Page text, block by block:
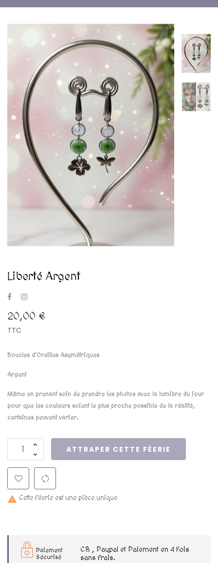
Liberté Argent
20,00 €
TTC
Boucles d'Oreilles Asymétriques
Argent
Même en prenant soin de prendre les photos avec la lumière du jour
pour que les couleurs soient le plus proche possible de la réalité,
certaines peuvent varier.
ATTRAPER CETTE FÉERIE
 Cette féerie est une pièce unique
Paiement
Sécurisé
CB , Paypal et Paiement en 4 Fois
sans frais.